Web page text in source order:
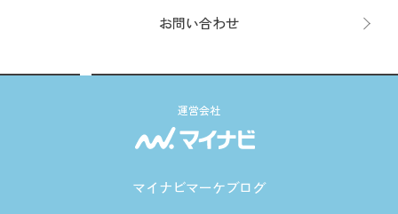
お問い合わせ
運営会社
マイナビマーケブログ